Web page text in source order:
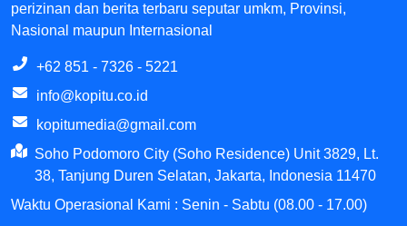
perizinan dan berita terbaru seputar umkm, Provinsi,
Nasional maupun Internasional
+62 851 - 7326 - 5221
info@kopitu.co.id
kopitumedia@gmail.com
Soho Podomoro City (Soho Residence) Unit 3829, Lt.
38, Tanjung Duren Selatan, Jakarta, Indonesia 11470
Waktu Operasional Kami : Senin - Sabtu (08.00 - 17.00)